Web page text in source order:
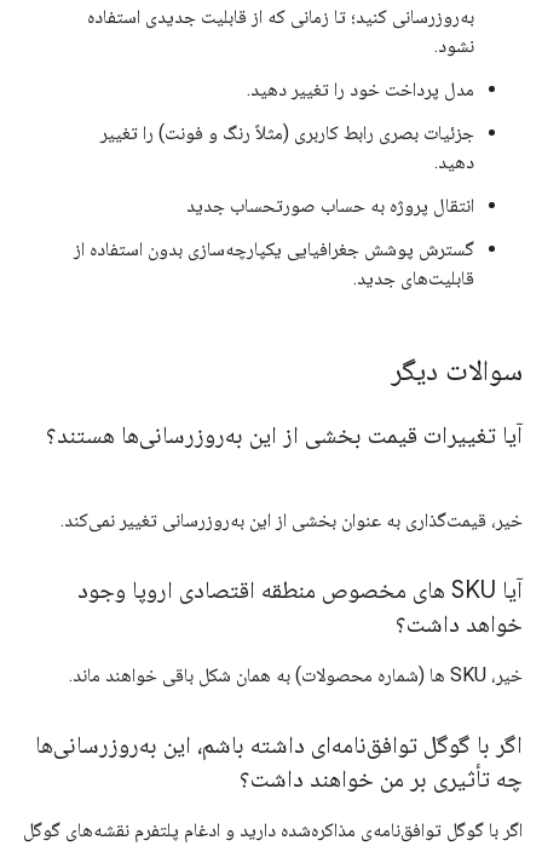
به‌روزرسانی کنید؛ تا زمانی که از قابلیت جدیدی استفاده
نشود.
مدل پرداخت خود را تغییر دهید.
جزئیات بصری رابط کاربری (مثلاً رنگ و فونت) را تغییر
دهید.
انتقال پروژه به حساب صورتحساب جدید
گسترش پوشش جغرافیایی یکپارچه‌سازی بدون استفاده از
قابلیت‌های جدید.
سوالات دیگر
آیا تغییرات قیمت بخشی از این به‌روزرسانی‌ها هستند؟
خیر، قیمت‌گذاری به عنوان بخشی از این به‌روزرسانی تغییر نمی‌کند.
آیا SKU های مخصوص منطقه اقتصادی اروپا وجود
خواهد داشت؟
خیر، SKU ها (شماره محصولات) به همان شکل باقی خواهند ماند.
اگر با گوگل توافق‌نامه‌ای داشته باشم، این به‌روزرسانی‌ها
چه تأثیری بر من خواهند داشت؟
اگر با گوگل توافق‌نامه‌ی مذاکره‌شده دارید و ادغام پلتفرم نقشه‌های گوگل